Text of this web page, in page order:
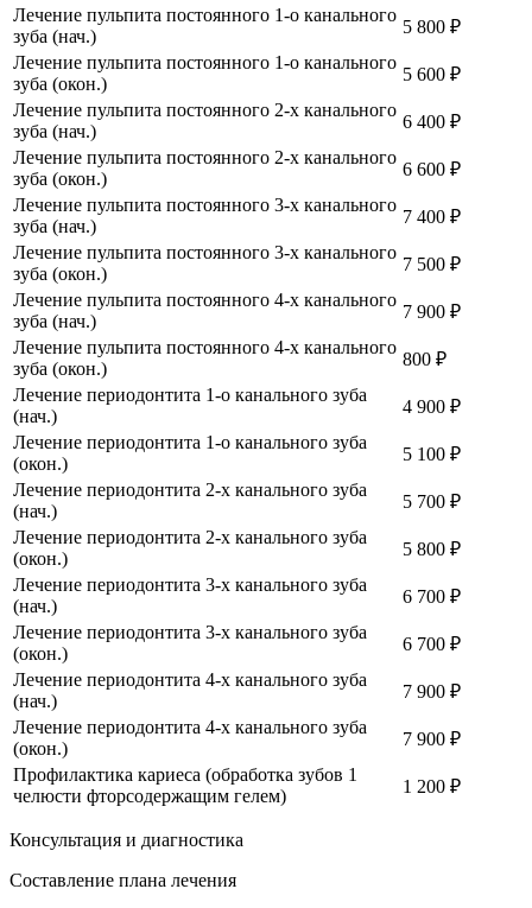
Лечение пульпита постоянного 1-о канального
зуба (нач.)
5 800 ₽
Лечение пульпита постоянного 1-о канального
зуба (окон.)
5 600 ₽
Лечение пульпита постоянного 2-х канального
зуба (нач.)
6 400 ₽
Лечение пульпита постоянного 2-х канального
зуба (окон.)
6 600 ₽
Лечение пульпита постоянного 3-х канального
зуба (нач.)
7 400 ₽
Лечение пульпита постоянного 3-х канального
зуба (окон.)
7 500 ₽
Лечение пульпита постоянного 4-х канального
зуба (нач.)
7 900 ₽
Лечение пульпита постоянного 4-х канального
зуба (окон.)
800 ₽
Лечение периодонтита 1-о канального зуба
(нач.)
4 900 ₽
Лечение периодонтита 1-о канального зуба
(окон.)
5 100 ₽
Лечение периодонтита 2-х канального зуба
(нач.)
5 700 ₽
Лечение периодонтита 2-х канального зуба
(окон.)
5 800 ₽
Лечение периодонтита 3-х канального зуба
(нач.)
6 700 ₽
Лечение периодонтита 3-х канального зуба
(окон.)
6 700 ₽
Лечение периодонтита 4-х канального зуба
(нач.)
7 900 ₽
Лечение периодонтита 4-х канального зуба
(окон.)
7 900 ₽
Профилактика кариеса (обработка зубов 1
челюсти фторсодержащим гелем)
1 200 ₽
Консультация и диагностика
Составление плана лечения